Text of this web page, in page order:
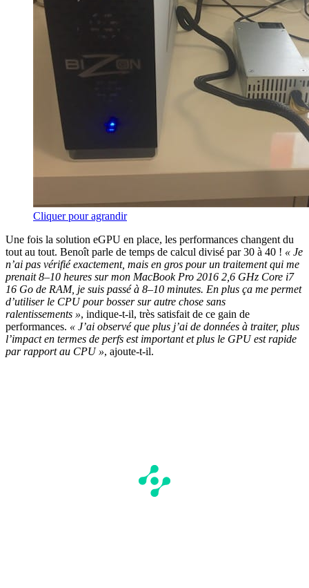
Cliquer pour agrandir
Une fois la solution eGPU en place, les performances changent du
tout au tout. Benoît parle de temps de calcul divisé par 30 à 40 ! « Je
n’ai pas vérifié exactement, mais en gros pour un traitement qui me
prenait 8–10 heures sur mon MacBook Pro 2016 2,6 GHz Core i7
16 Go de RAM, je suis passé à 8–10 minutes. En plus ça me permet
d’utiliser le CPU pour bosser sur autre chose sans
ralentissements », indique-t-il, très satisfait de ce gain de
performances. « J’ai observé que plus j’ai de données à traiter, plus
l’impact en termes de perfs est important et plus le GPU est rapide
par rapport au CPU », ajoute-t-il.